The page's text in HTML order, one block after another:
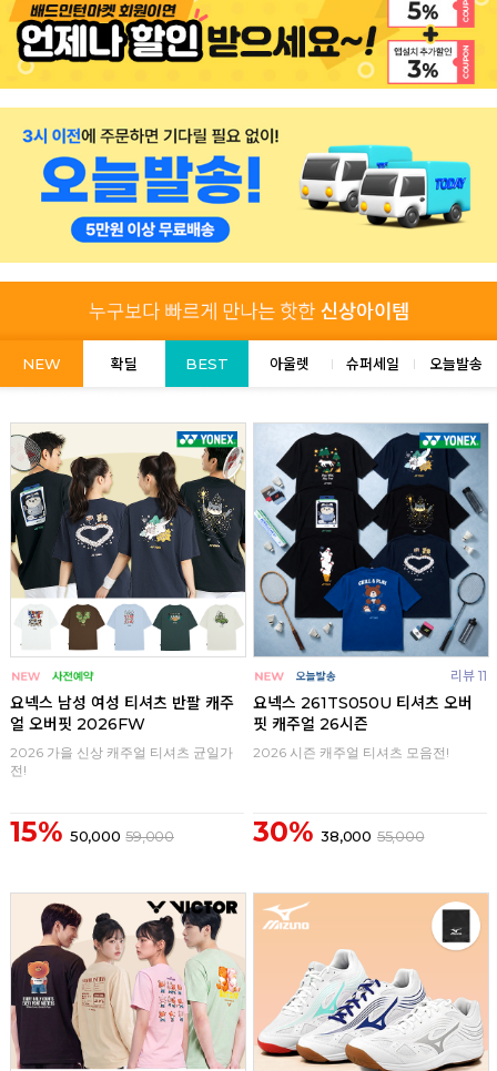
NEW 확딜 BEST 아울렛 슈퍼세일 오늘발송
요넥스 남성 여성 티셔츠 반팔 캐주
얼 오버핏 2026FW
2026 가을 신상 캐주얼 티셔츠 균일가
전!
15% 50,000 59,000
리뷰 11
요넥스 261TS050U 티셔츠 오버
핏 캐주얼 26시즌
2026 시즌 캐주얼 티셔츠 모음전!
30% 38,000 55,000